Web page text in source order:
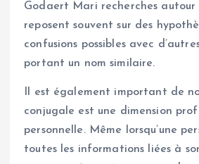
Godaert Mari recherches autour
reposent souvent sur des
confusions possibles avec
portant un nom similaire.
Il est également important de
conjugale est une dimension
personnelle. Même lorsqu’une
toutes les informations liées à